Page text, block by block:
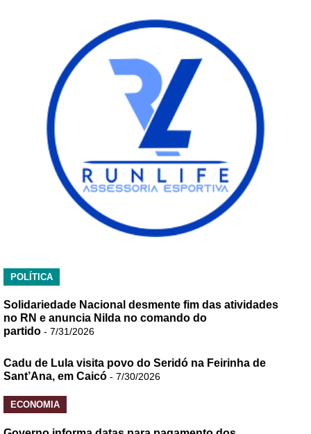
POLÍTICA
Solidariedade Nacional desmente fim das atividades
no RN e anuncia Nilda no comando do
partido - 7/31/2026
Cadu de Lula visita povo do Seridó na Feirinha de
Sant’Ana, em Caicó - 7/30/2026
ECONOMIA